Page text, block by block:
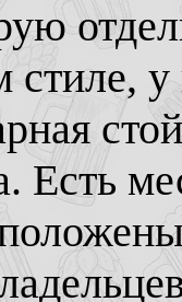
стиле,
Есть